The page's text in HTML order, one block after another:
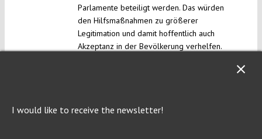
Parlamente beteiligt werden. Das würden
den Hilfsmaßnahmen zu größerer
Legitimation und damit hoffentlich auch
Akzeptanz in der Bevölkerung verhelfen.
Matthias Goldmann Thu 26 Mar 2020 at 14:33
I would like to receive the newsletter!